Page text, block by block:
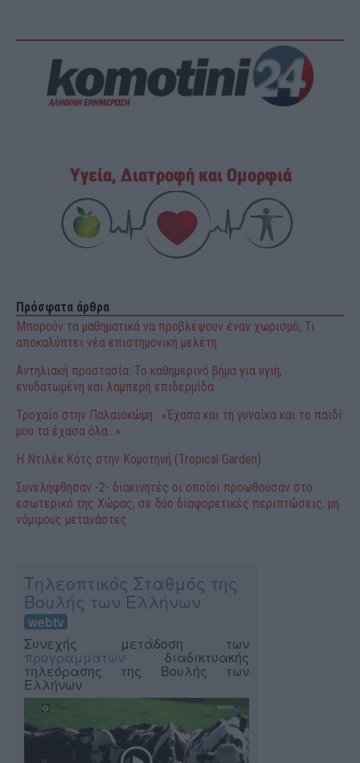
Πρόσφατα άρθρα
Μπορούν τα μαθηματικά να προβλέψουν έναν χωρισμό; Τι
αποκαλύπτει νέα επιστημονική μελέτη
Αντηλιακή προστασία: Το καθημερινό βήμα για υγιή,
ενυδατωμένη και λαμπερή επιδερμίδα
Τροχαίο στην Παλαιοκώμη : «Έχασα και τη γυναίκα και το παιδί
μου τα έχασα όλα…»
Η Ντιλέκ Κότς στην Κομοτηνή (Tropical Garden)
Συνελήφθησαν -2- διακινητές οι οποίοι προωθούσαν στο
εσωτερικό της Χώρας, σε δύο διαφορετικές περιπτώσεις, μη
νόμιμους μετανάστες